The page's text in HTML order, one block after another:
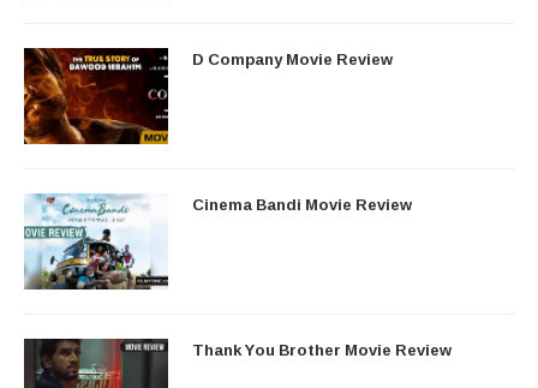
D Company Movie Review
Cinema Bandi Movie Review
Thank You Brother Movie Review